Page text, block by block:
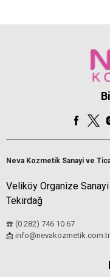
Neva Kozmetik Sanayi ve
Veliköy Organize
Tekirdağ
☎️ (0 282) 746 10 67
📩 info@nevakozmetik.com.tr